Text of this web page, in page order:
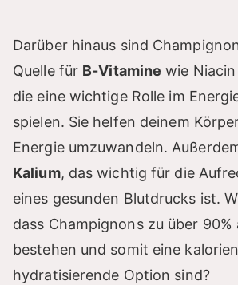
Darüber hinaus sind
Quelle für B-Vitamine wie
die eine wichtige Rolle im
spielen. Sie helfen deinem
Energie umzuwandeln.
Kalium, das wichtig für die
eines gesunden Blutdrucks ist.
dass Champignons zu über 90%
bestehen und somit eine
hydratisierende Option sind?